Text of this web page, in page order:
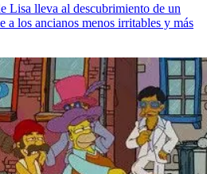
Lisa lleva al descubrimiento de un
a los ancianos menos irritables y más